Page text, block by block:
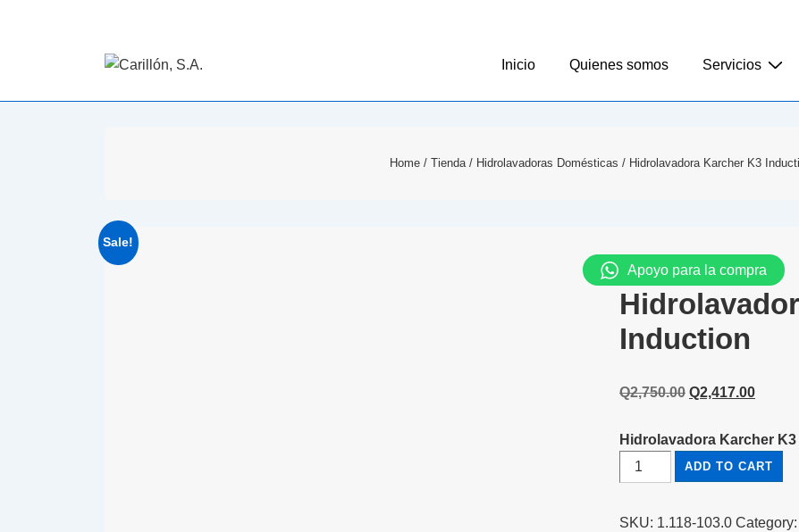
Inicio Quienes somos Servicios
Home/ Tienda/ Hidrolavadoras Domésticas / Hidrolavadora Karcher K3
Sale!
Apoyo para la compra
Induction
Q2,750.00 Q2,417.00
Hidrolavadora Karcher
ADD TO CART
SKU: 1.118-103.0 Category: